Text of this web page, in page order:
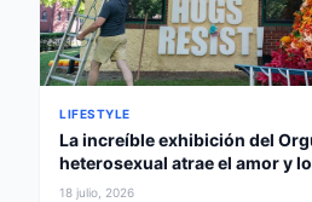
LIFESTYLE
La increíble exhibición del
heterosexual atrae el amor y
gobernador
18 julio, 2026